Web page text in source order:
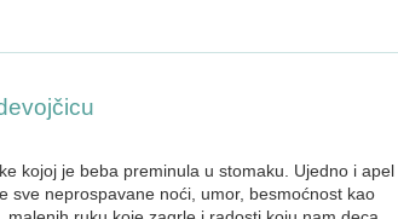
kojoj je beba preminula u stomaku. Ujedno i apel
sve neprospavane noći, umor, besmoćnost kao